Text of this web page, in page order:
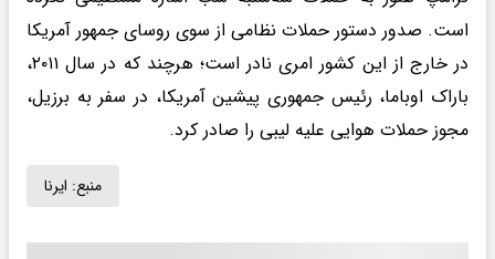
است. صدور دستور حملات نظامی از سوی روسای جمهور آمریکا
در خارج از این کشور امری نادر است؛ هرچند که در سال ۲۰۱۱،
باراک اوباما، رئیس جمهوری پیشین آمریکا، در سفر به برزیل،
مجوز حملات هوایی علیه لیبی را صادر کرد.
منبع: ایرنا